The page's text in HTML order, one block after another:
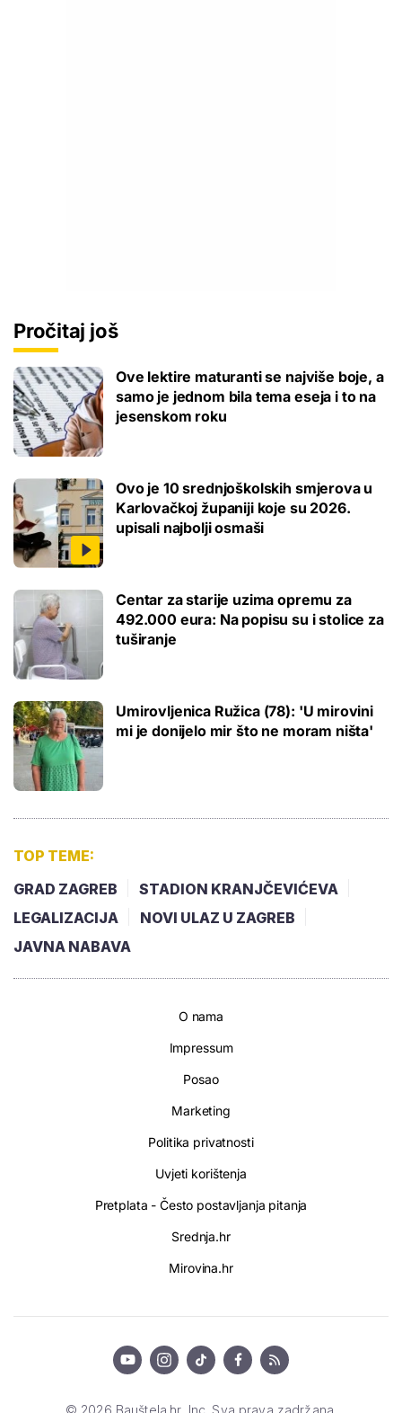
Pročitaj još
Ove lektire maturanti se najviše boje, a
samo je jednom bila tema eseja i to na
jesenskom roku
Ovo je 10 srednjoškolskih smjerova u
Karlovačkoj županiji koje su 2026.
upisali najbolji osmaši
Centar za starije uzima opremu za
492.000 eura: Na popisu su i stolice za
tuširanje
Umirovljenica Ružica (78): 'U mirovini
mi je donijelo mir što ne moram ništa'
TOP TEME:
GRAD ZAGREB
STADION KRANJČEVIĆEVA
LEGALIZACIJA
NOVI ULAZ U ZAGREB
JAVNA NABAVA
O nama
Impressum
Posao
Marketing
Politika privatnosti
Uvjeti korištenja
Pretplata - Često postavljanja pitanja
Srednja.hr
Mirovina.hr
© 2026 Bauštela.hr, Inc. Sva prava zadržana.